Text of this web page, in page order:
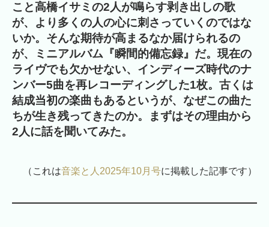
こと高橋イサミの2人が鳴らす剥き出しの歌
が、より多くの人の心に刺さっていくのではな
いか。そんな期待が高まるなか届けられるの
が、ミニアルバム『瞬間的備忘録』だ。現在の
ライヴでも欠かせない、インディーズ時代のナ
ンバー5曲を再レコーディングした1枚。古くは
結成当初の楽曲もあるというが、なぜこの曲た
ちが生き残ってきたのか。まずはその理由から
2人に話を聞いてみた。
（これは音楽と人2025年10月号に掲載した記事です）